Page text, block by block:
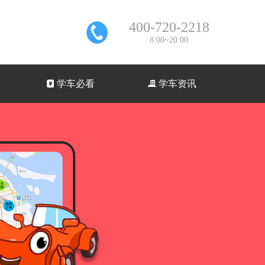
400-720-2218
8:00~20:00
낇 学车必看 끉 学车资讯